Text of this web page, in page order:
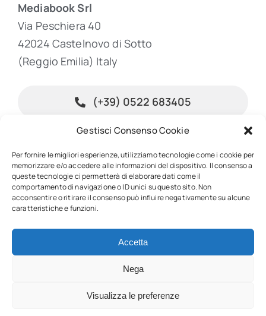
Gestisci Consenso Cookie
Per fornire le migliori esperienze, utilizziamo tecnologie come i cookie per
memorizzare e/o accedere alle informazioni del dispositivo. Il consenso a
queste tecnologie ci permetterà di elaborare dati come il
comportamento di navigazione o ID unici su questo sito. Non
acconsentire o ritirare il consenso può influire negativamente su alcune
caratteristiche e funzioni.
Accetta
Nega
Visualizza le preferenze
Mediabook Srl
Via Peschiera 40
42024 Castelnovo di Sotto
(Reggio Emilia) Italy
(+39) 0522 683405
© 2026 • InPublishing • All rights reserved • Powered byMediabook.net
Back to top